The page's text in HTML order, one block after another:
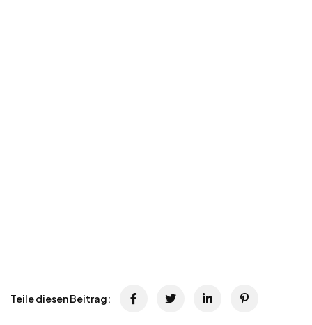
Teile diesen Beitrag: